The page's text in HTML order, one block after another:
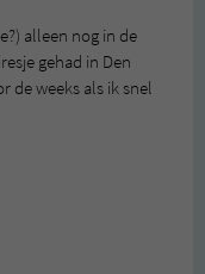
alleen nog in de
gehad in Den
de weeks als ik snel